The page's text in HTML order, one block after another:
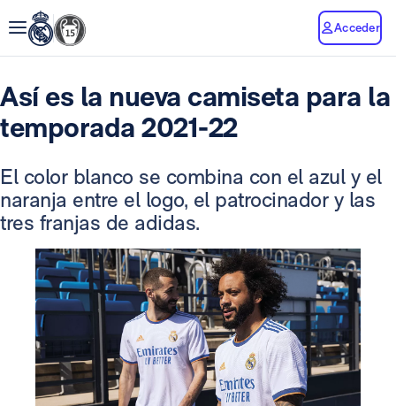
Acceder
Así es la nueva camiseta para la
temporada 2021-22
El color blanco se combina con el azul y el
naranja entre el logo, el patrocinador y las
tres franjas de adidas.